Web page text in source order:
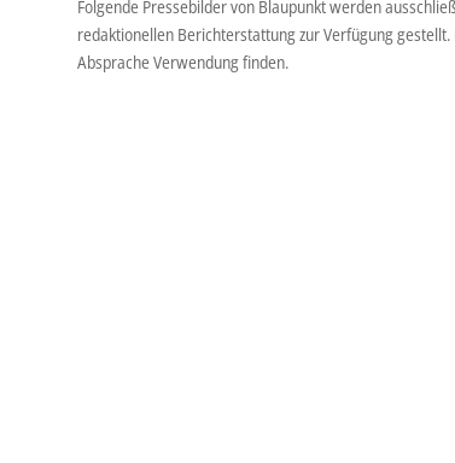
Folgende Pressebilder von Blaupunkt werden
redaktionellen Berichterstattung zur Verfügung
Absprache Verwendung finden.